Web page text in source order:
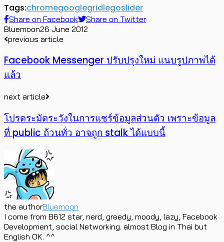
Tags:chromegooglegridlegoslider
Share on Facebook
Share on Twitter
Bluemoon26 June 2012
previous article
Facebook Messenger ปรับปรุงใหม่ แนบรูปภาพได้
แล้ว
next article
โปรดระมัดระวังในการแชร์ข้อมูลส่วนตัว เพราะข้อมูล
ที่ public ถ้วนทั่ว อาจถูก stalk ได้แบบนี้
the authorBluemoon
I come from B612 star, nerd, greedy, moody, lazy, Facebook
Development, social Networking. almost Blog in Thai but
English OK. ^^